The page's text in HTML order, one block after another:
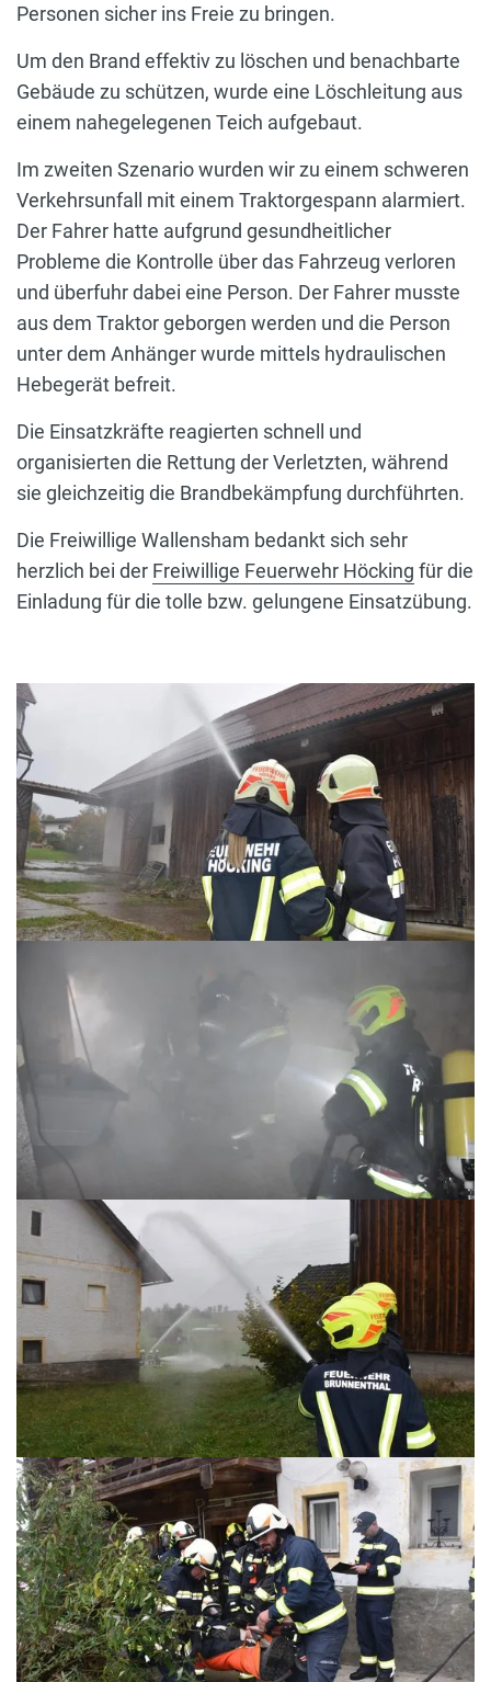
Personen sicher ins Freie zu bringen.
Um den Brand effektiv zu löschen und benachbarte
Gebäude zu schützen, wurde eine Löschleitung aus
einem nahegelegenen Teich aufgebaut.
Im zweiten Szenario wurden wir zu einem schweren
Verkehrsunfall mit einem Traktorgespann alarmiert.
Der Fahrer hatte aufgrund gesundheitlicher
Probleme die Kontrolle über das Fahrzeug verloren
und überfuhr dabei eine Person. Der Fahrer musste
aus dem Traktor geborgen werden und die Person
unter dem Anhänger wurde mittels hydraulischen
Hebegerät befreit.
Die Einsatzkräfte reagierten schnell und
organisierten die Rettung der Verletzten, während
sie gleichzeitig die Brandbekämpfung durchführten.
Die Freiwillige Wallensham bedankt sich sehr
herzlich bei der Freiwillige Feuerwehr Höcking für die
Einladung für die tolle bzw. gelungene Einsatzübung.